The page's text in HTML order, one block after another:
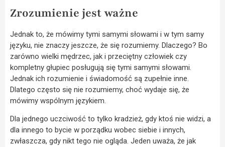
Zrozumienie jest ważne
Jednak to, że mówimy tymi samymi słowami i w tym samy
języku, nie znaczy jeszcze, że się rozumiemy. Dlaczego? Bo
zarówno wielki mędrzec, jak i przeciętny człowiek czy
kompletny głupiec posługują się tymi samymi słowami.
Jednak ich rozumienie i świadomość są zupełnie inne.
Dlatego często się nie rozumiemy, choć wydaje się, że
mówimy wspólnym językiem.
Dla jednego uczciwość to tylko kradzież, gdy ktoś nie widzi, a
dla innego to bycie w porządku wobec siebie i innych,
zwłaszcza, gdy nikt tego nie ogląda. Jeden uważa, że jak